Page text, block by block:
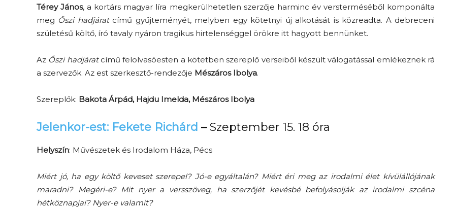
Térey János, a kortárs magyar líra megkerülhetetlen szerzője harminc év versterméséből komponálta
meg Őszi hadjáratcímű gyűjteményét, melyben egy kötetnyi új alkotását is közreadta. A debreceni
születésű költő, író tavaly nyáron tragikus hirtelenséggel örökre itt hagyott bennünket.
Az Őszi hadjáratcímű felolvasóesten a kötetben szereplő verseiből készült válogatással emlékeznek rá
a szervezők. Az est szerkesztő-rendezője Mészáros Ibolya.
Szereplők: Bakota Árpád, Hajdu Imelda, Mészáros Ibolya
Jelenkor-est: Fekete Richárd –Szeptember 15. 18 óra
Helyszín: Művészetek és Irodalom Háza, Pécs
Miért jó, ha egy költő keveset szerepel? Jó-e egyáltalán? Miért éri meg az irodalmi élet kívülállójának
maradni? Megéri-e? Mit nyer a versszöveg, ha szerzőjét kevésbé befolyásolják az irodalmi szcéna
hétköznapjai? Nyer-e valamit?